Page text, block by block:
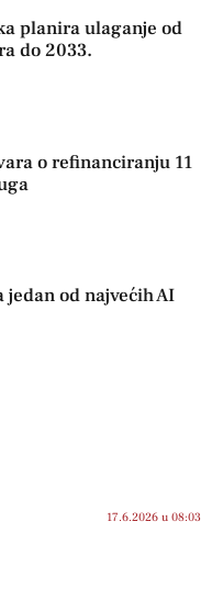
planira ulaganje od
do 2033.
o refinanciranju 11
od najvećih AI
17.6.2026 u 08:03